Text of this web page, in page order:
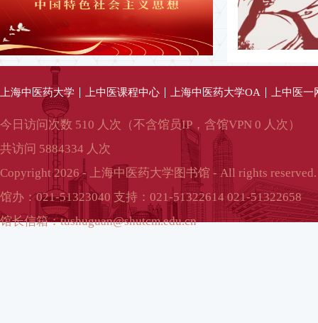
上海中医药大学 上中医课程中心 上海中医药大学OA 上中医
今日访问次数 510 人次（不含馆员IP，含馆VPN 0 人次）
共访问 5884334 人次
Copyright 2026 - 上海中医药大学图书馆 - All rights reserved.
馆办：021-51323040 支持：021-51322614 021-51322658
馆长信箱：tushuguan@shutcm.edu.cn